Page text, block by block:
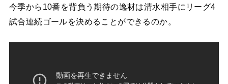
今季から10番を背負う期待の逸材は清水相手にリーグ4
試合連続ゴールを決めることができるのか。